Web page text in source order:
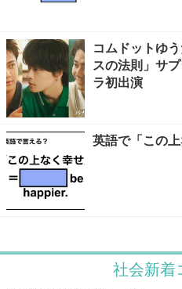
コムドットゆ
スの法則」サ
ラ初出演
英語で「この